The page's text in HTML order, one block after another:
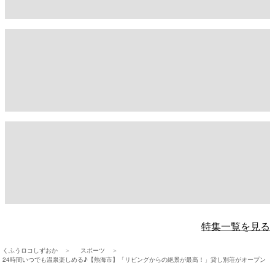
特集一覧を見る
くふうロコしずおか
スポーツ
24時間いつでも温泉楽しめる♪【熱海市】「リビングからの絶景が最高！」貸し別荘がオープン